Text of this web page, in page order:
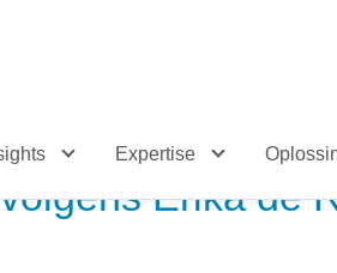
Expertise
Erika de